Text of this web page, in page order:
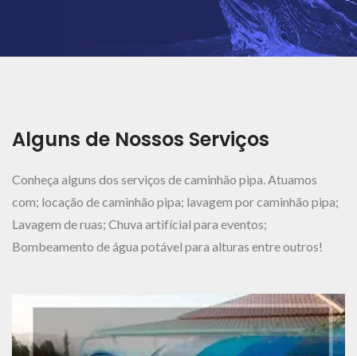
Alguns de Nossos Serviços
Conheça alguns dos serviços de caminhão pipa. Atuamos
com; locação de caminhão pipa; lavagem por caminhão pipa;
Lavagem de ruas; Chuva artifícial para eventos;
Bombeamento de água potável para alturas entre outros!